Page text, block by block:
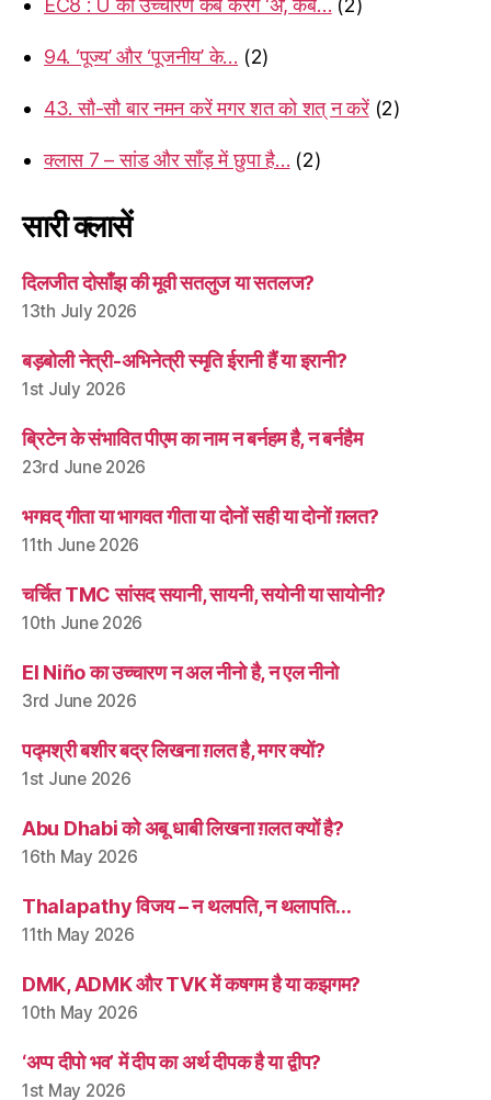
EC8 : U का उच्चारण कब करेंगे ‘अ’, कब… (2)
94. ‘पूज्य’ और ‘पूजनीय’ के… (2)
43. सौ-सौ बार नमन करें मगर शत को शत् न करें (2)
क्लास 7 – सांड और साँड़ में छुपा है… (2)
सारी क्लासें
दिलजीत दोसाँझ की मूवी सतलुज या सतलज?
13th July 2026
बड़बोली नेत्री-अभिनेत्री स्मृति ईरानी हैं या इरानी?
1st July 2026
ब्रिटेन के संभावित पीएम का नाम न बर्नहम है, न बर्नहैम
23rd June 2026
भगवद् गीता या भागवत गीता या दोनों सही या दोनों ग़लत?
11th June 2026
चर्चित TMC सांसद सयानी, सायनी, सयोनी या सायोनी?
10th June 2026
El Niño का उच्चारण न अल नीनो है, न एल नीनो
3rd June 2026
पद्मश्री बशीर बद्र लिखना ग़लत है, मगर क्यों?
1st June 2026
Abu Dhabi को अबू धाबी लिखना ग़लत क्यों है?
16th May 2026
Thalapathy विजय – न थलपति, न थलापति…
11th May 2026
DMK, ADMK और TVK में कषगम है या कझगम?
10th May 2026
‘अप्प दीपो भव’ में दीप का अर्थ दीपक है या द्वीप?
1st May 2026